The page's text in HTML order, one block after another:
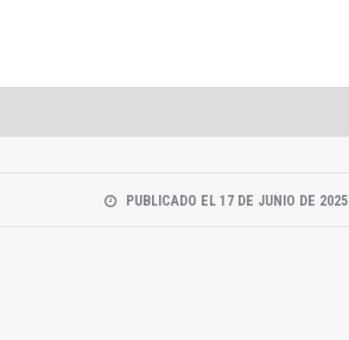
PUBLICADO EL 17 DE JUNIO DE 2025